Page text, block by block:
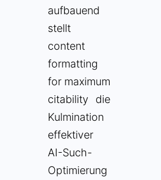
aufbauend
stellt
content
formatting
for maximum
citability die
Kulmination
effektiver
AI-Such-
Optimierung